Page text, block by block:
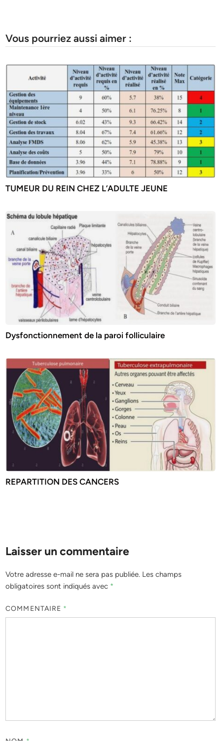
Vous pourriez aussi aimer :
TUMEUR DU REIN CHEZ L’ADULTE JEUNE
Dysfonctionnement de la paroi folliculaire
REPARTITION DES CANCERS
Laisser un commentaire
Votre adresse e-mail ne sera pas publiée. Les champs
obligatoires sont indiqués avec *
COMMENTAIRE *